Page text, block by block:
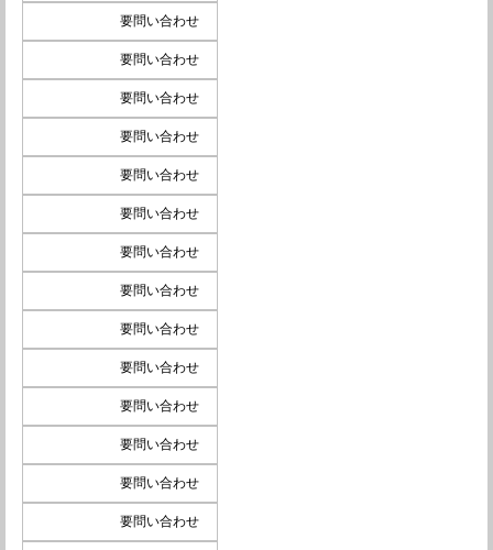
要問い合わせ
要問い合わせ
要問い合わせ
要問い合わせ
要問い合わせ
要問い合わせ
要問い合わせ
要問い合わせ
要問い合わせ
要問い合わせ
要問い合わせ
要問い合わせ
要問い合わせ
要問い合わせ